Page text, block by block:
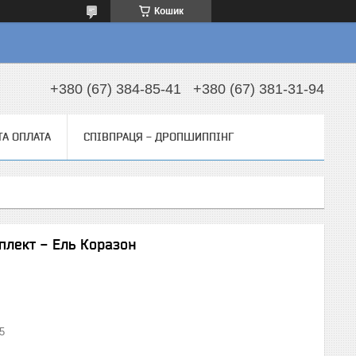
Кошик
+380 (67) 384-85-41 +380 (67) 381-31-94
ОПЛАТА СПІВПРАЦЯ - ДРОПШИППІНГ
- Ель Коразон